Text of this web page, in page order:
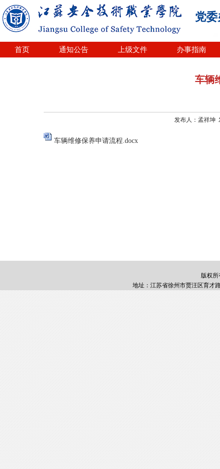
党
首页 通知公告 上级文件 办事指南
车辆
发布人：孟祥坤
车辆维修保养申请流程.docx
版权
地址：江苏省徐州市贾汪区育才